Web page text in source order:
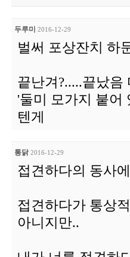
두루미 2016-12-29
벌써 포상잔치 하
끝난겨?.....끝났음
'둘미 모가지 붙어
텐게
통닭 2016-12-29
접견하다의 동사
접견하다가 통상
아니지만..